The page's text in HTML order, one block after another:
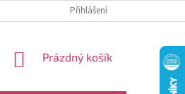
OCHRANY OSOBNÍCH ÚDAJŮ A COOKIES
Přihlášení
NÁKUPNÍ
Prázdný košík